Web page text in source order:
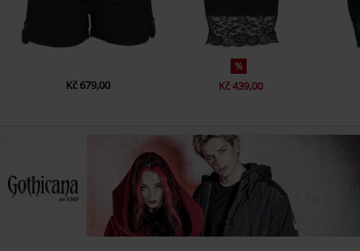
Kč 679,00
%
Kč 439,00